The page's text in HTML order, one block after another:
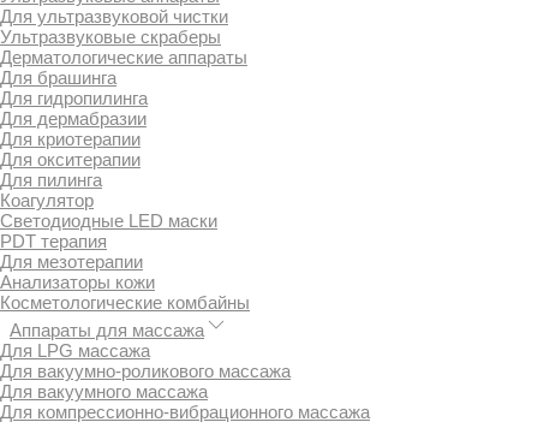
Для ультразвуковой чистки
Ультразвуковые скраберы
Дерматологические аппараты
Для брашинга
Для гидропилинга
Для дермабразии
Для криотерапии
Для окситерапии
Для пилинга
Коагулятор
Светодиодные LED маски
PDT терапия
Для мезотерапии
Анализаторы кожи
Косметологические комбайны
Аппараты для массажа
Для LPG массажа
Для вакуумно-роликового массажа
Для вакуумного массажа
Для компрессионно-вибрационного массажа